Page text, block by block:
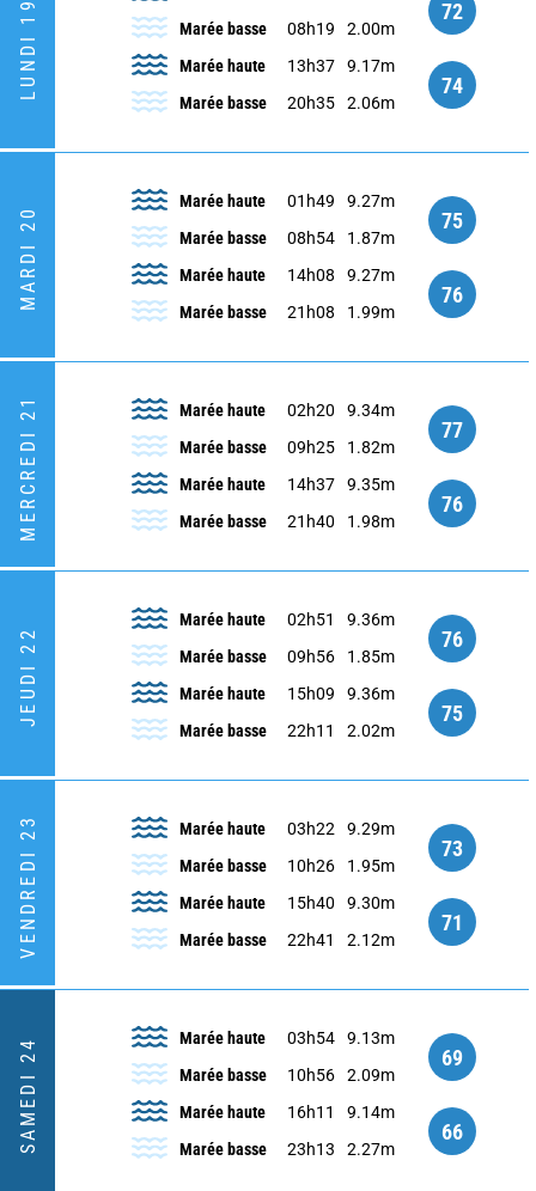
LUNDI 19
Marée basse
08h19 2.00m
72
Marée haute 13h37
9.17m
Marée basse
20h35 2.06m
74
MARDI 20
Marée haute 01h49
9.27m
Marée basse
08h54 1.87m
75
Marée haute 14h08
9.27m
Marée basse
21h08 1.99m
76
MERCREDI 21 Marée haute 02h20
9.34m
Marée basse
09h25 1.82m
77
Marée haute 14h37
9.35m
Marée basse
21h40 1.98m
76
JEUDI 22
Marée haute 02h51
9.36m
Marée basse
09h56 1.85m
76
Marée haute 15h09
9.36m
Marée basse
22h11 2.02m
75
VENDREDI 23 Marée haute 03h22
9.29m
Marée basse
10h26 1.95m
73
Marée haute 15h40
9.30m
Marée basse
22h41 2.12m
71
SAMEDI 24 Marée haute 03h54
9.13m
Marée basse
10h56 2.09m
69
Marée haute 16h11
9.14m
Marée basse
23h13 2.27m
66